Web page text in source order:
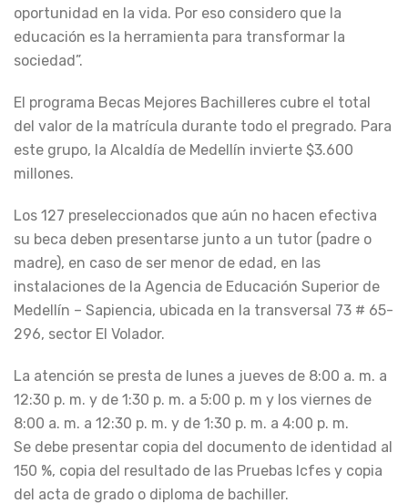
oportunidad en la vida. Por eso considero que la
educación es la herramienta para transformar la
sociedad”.
El programa Becas Mejores Bachilleres cubre el total
del valor de la matrícula durante todo el pregrado. Para
este grupo, la Alcaldía de Medellín invierte $3.600
millones.
Los 127 preseleccionados que aún no hacen efectiva
su beca deben presentarse junto a un tutor (padre o
madre), en caso de ser menor de edad, en las
instalaciones de la Agencia de Educación Superior de
Medellín – Sapiencia, ubicada en la transversal 73 # 65-
296, sector El Volador.
La atención se presta de lunes a jueves de 8:00 a. m. a
12:30 p. m. y de 1:30 p. m. a 5:00 p. m y los viernes de
8:00 a. m. a 12:30 p. m. y de 1:30 p. m. a 4:00 p. m.
Se debe presentar copia del documento de identidad al
150 %, copia del resultado de las Pruebas Icfes y copia
del acta de grado o diploma de bachiller.